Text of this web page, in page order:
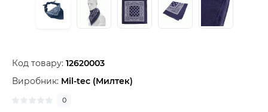
Код товару: 12620003
Виробник: Mil-tec (Милтек)
0